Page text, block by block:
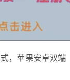
，苹果安卓双端